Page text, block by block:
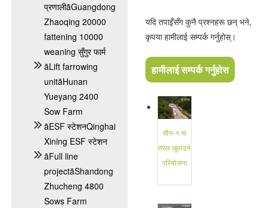
प्रणालीãGuangdong
Zhaoqing 20000
fattening 10000
weaning सुँगुर फार्म
ãLift farrowing
unitãHunan
Yueyang 2400
Sow Farm
ãESF स्टेशनQinghai
Xining ESF स्टेशन
ãFull line
projectãShandong
Zhucheng 4800
Sows Farm
यदि तपाइँसँग कुनै प्रश्नहरू छन् भने,
कृपया हामीलाई सम्पर्क गर्नुहोस्।
हामीलाई सम्पर्क गर्नुहोस
चीन-१ मा
तरल खुवाउने
परियोजना